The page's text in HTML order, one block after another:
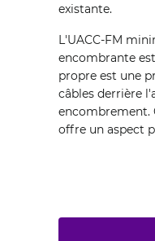
existante.
L'UACC-FM
encombrante
propre est une
câbles derrière
encombrement.
offre un aspect